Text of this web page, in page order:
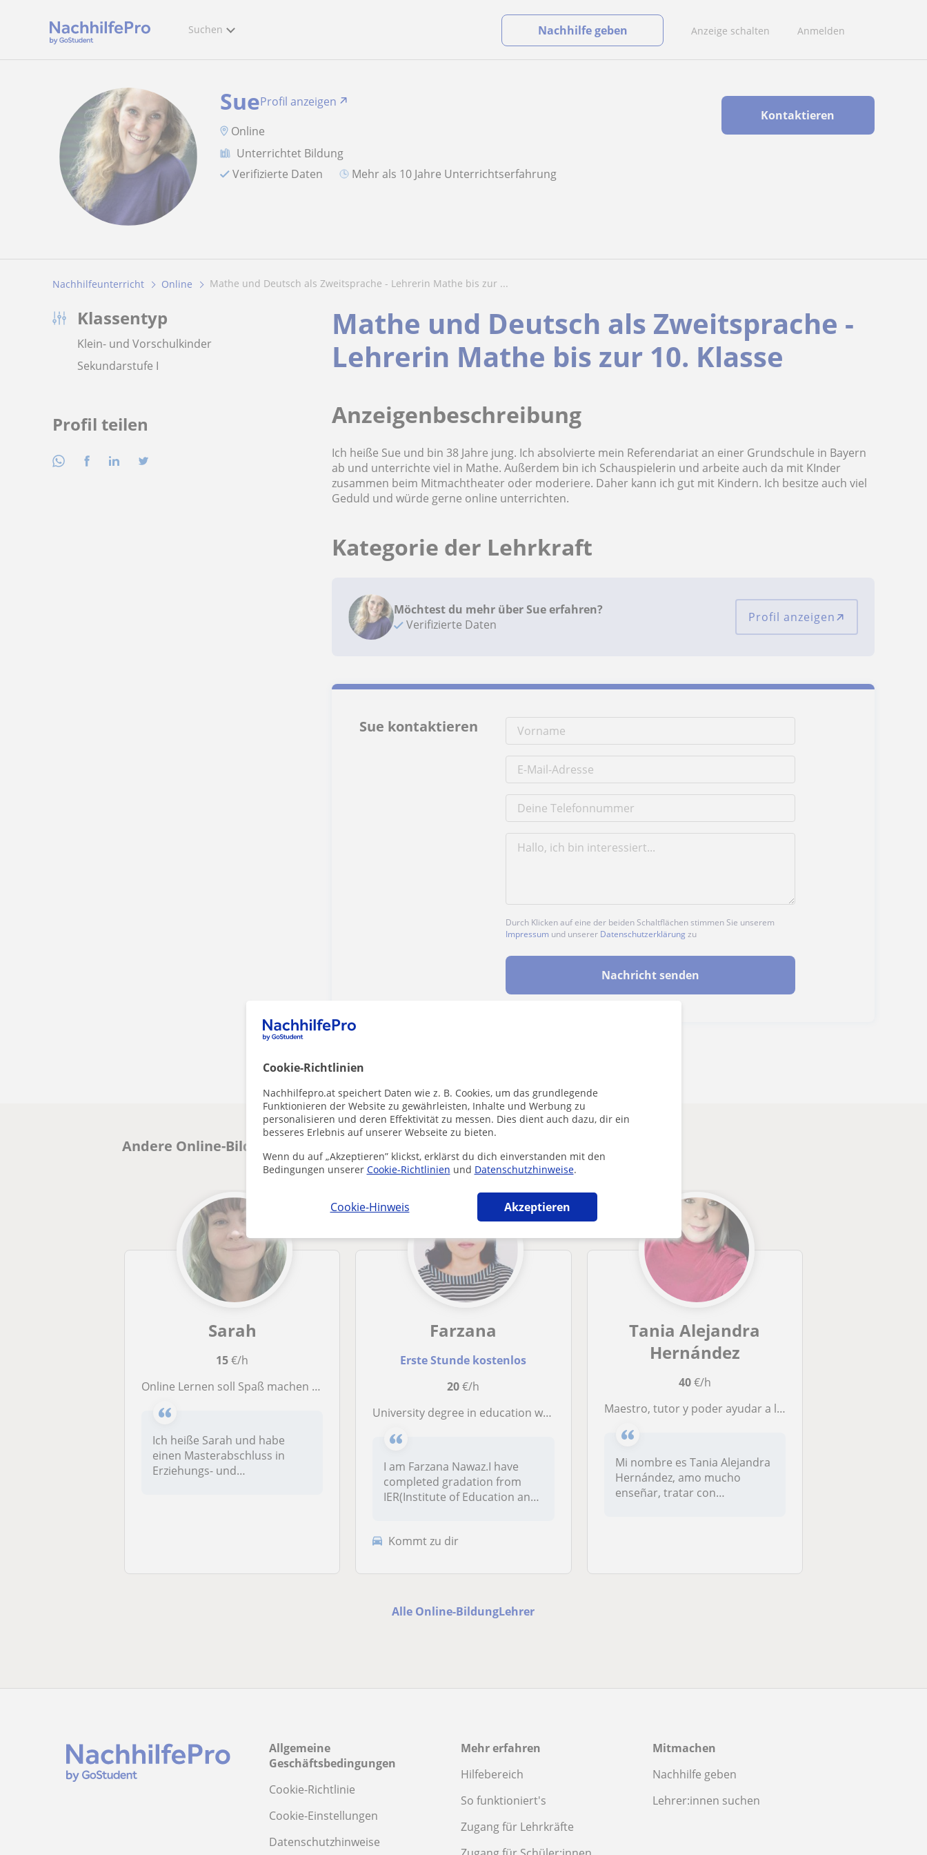
Cookie-Richtlinien
Nachhilfepro.at speichert Daten wie z. B. Cookies, um das grundlegende
Funktionieren der Website zu gewährleisten, Inhalte und Werbung zu
personalisieren und deren Effektivität zu messen. Dies dient auch dazu, dir ein
besseres Erlebnis auf unserer Webseite zu bieten.
Wenn du auf „Akzeptieren” klickst, erklärst du dich einverstanden mit den
Bedingungen unserer Cookie-Richtlinien und Datenschutzhinweise.
Cookie-Hinweis Akzeptieren
Suchen Anzeige schalten Anmelden
Nachhilfe geben
Kontaktieren
SueProfil anzeigen
Online
Unterrichtet Bildung
Verifizierte Daten
Mehr als 10 Jahre Unterrichtserfahrung
Nachhilfeunterricht Online Mathe und Deutsch als Zweitsprache - Lehrerin Mathe bis zur ...
Klassentyp
Klein- und Vorschulkinder
Sekundarstufe I
Profil teilen
Mathe und Deutsch als Zweitsprache -
Lehrerin Mathe bis zur 10. Klasse
Anzeigenbeschreibung
Ich heiße Sue und bin 38 Jahre jung. Ich absolvierte mein Referendariat an einer Grundschule in Bayern
ab und unterrichte viel in Mathe. Außerdem bin ich Schauspielerin und arbeite auch da mit KInder
zusammen beim Mitmachtheater oder moderiere. Daher kann ich gut mit Kindern. Ich besitze auch viel
Geduld und würde gerne online unterrichten.
Kategorie der Lehrkraft
Möchtest du mehr über Sue erfahren?
Verifizierte Daten
Profil anzeigen
Sue kontaktieren
Durch Klicken auf eine der beiden Schaltflächen stimmen Sie unserem
Impressum und unserer Datenschutzerklärung zu
Nachricht senden
Andere Online-BildungLehrer die dich interessieren könnten
Sarah
15€/h
Online Lernen soll Spaß machen (Pädagogik, Deutsch, Gitarre und Abschlussarbeiten)
Ich heiße Sarah und habe
einen Masterabschluss in
Erziehungs- und
Farzana
Erste Stunde kostenlos
20€/h
University degree in education with 4-6 months of internship in a junior high school and would love to tutor children in English
I am Farzana Nawaz.I have
completed gradation from
IER(Institute of Education and
Kommt zu dir
Tania Alejandra
Hernández
40€/h
Maestro, tutor y poder ayudar a los niños
Mi nombre es Tania Alejandra
Hernández, amo mucho
enseñar, tratar con
Alle Online-BildungLehrer
Allgemeine
Geschäftsbedingungen
Cookie-Richtlinie
Cookie-Einstellungen
Datenschutzhinweise
Mehr erfahren
Hilfebereich
So funktioniert's
Zugang für Lehrkräfte
Mitmachen
Nachhilfe geben
Lehrer:innen suchen